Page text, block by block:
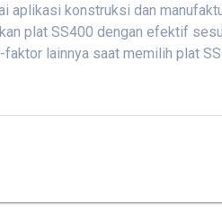
aplikasi konstruksi dan
plat SS400 dengan efektif
lainnya saat memilih plat